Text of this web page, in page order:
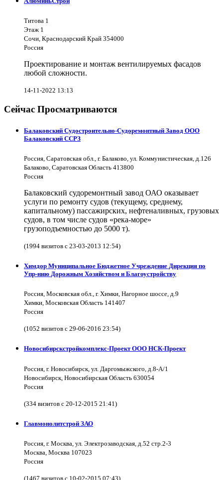
Титова 1
Этаж 1
Сочи, Краснодарский Край 354000
Россия
Проектирование и монтаж вентилируемых фасадов
любой сложности.
14-11-2022 13:13
Сейчас Просматриваются
Балаковский Судостроительно-Судоремонтный Завод ООО
Балаковский ССРЗ
Россия, Саратовская обл., г. Балаково, ул. Коммунистическая, д.126
Балаково, Саратовская Область 413800
Россия
Балаковский судоремонтный завод ОАО оказывает
услуги по ремонту судов (текущему, среднему,
капитальному) пассажирских, нефтеналивных, грузовых
судов, в том числе судов «река-море»
грузоподъемностью до 5000 т).
(1994 визитов с 23-03-2013 12:54)
Химдор Муниципальное Бюджетное Учреждение Дирекция по
Упр-нию Дорожным Хозяйством и Благоустройству
Россия, Московская обл., г. Химки, Нагорное шоссе, д.9
Химки, Московская Область 141407
Россия
(1052 визитов с 29-06-2016 23:54)
Новосибирскстройкомплекс-Проект ООО НСК-Проект
Россия, г. Новосибирск, ул. Даргомыжского, д.8-А/1
Новосибирск, Новосибирская Область 630054
Россия
(334 визитов с 20-12-2015 21:41)
Главмонолитстрой ЗАО
Россия, г. Москва, ул. Электрозаводская, д.52 стр.2-3
Москва, Москва 107023
Россия
(1467 визитов с 10-02-2015 07:43)